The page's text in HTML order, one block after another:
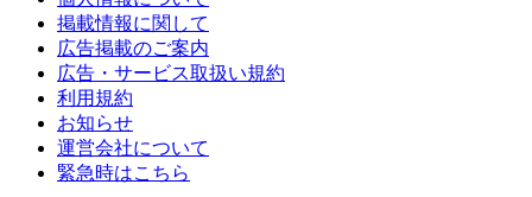
掲載情報に関して
広告掲載のご案内
広告・サービス取扱い規約
利用規約
お知らせ
運営会社について
緊急時はこちら